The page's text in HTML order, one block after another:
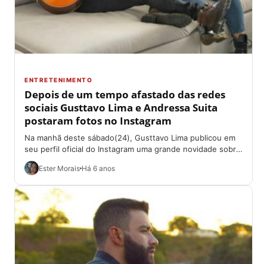
ENTRETENIMENTO
Depois de um tempo afastado das redes
sociais Gusttavo Lima e Andressa Suita
postaram fotos no Instagram
Na manhã deste sábado(24), Gusttavo Lima publicou em
seu perfil oficial do Instagram uma grande novidade sobre
a música do mesmo que...
Ester Morais Há 6 anos